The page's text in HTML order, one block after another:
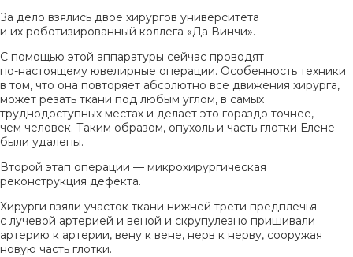
За дело взялись двое хирургов университета
и их роботизированный коллега «Да Винчи».
С помощью этой аппаратуры сейчас проводят
по-настоящему ювелирные операции. Особенность техники
в том, что она повторяет абсолютно все движения хирурга,
может резать ткани под любым углом, в самых
труднодоступных местах и делает это гораздо точнее,
чем человек. Таким образом, опухоль и часть глотки Елене
были удалены.
Второй этап операции — микрохирургическая
реконструкция дефекта.
Хирурги взяли участок ткани нижней трети предплечья
с лучевой артерией и веной и скрупулезно пришивали
артерию к артерии, вену к вене, нерв к нерву, сооружая
новую часть глотки.